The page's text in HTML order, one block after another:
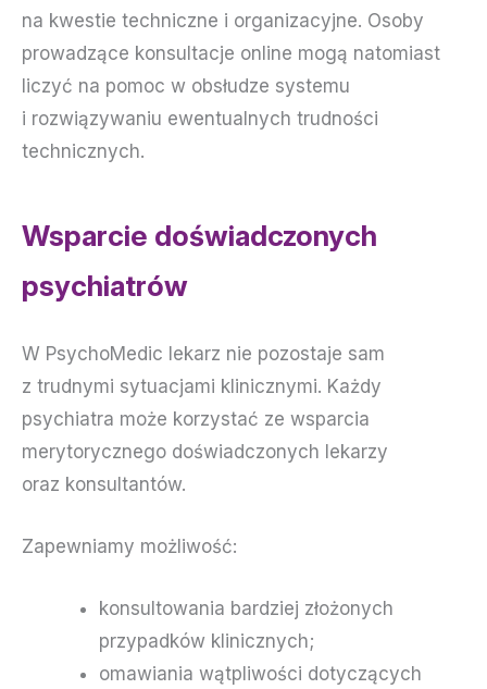
na kwestie techniczne i organizacyjne. Osoby
prowadzące konsultacje online mogą natomiast
liczyć na pomoc w obsłudze systemu
i rozwiązywaniu ewentualnych trudności
technicznych.
Wsparcie doświadczonych
psychiatrów
W PsychoMedic lekarz nie pozostaje sam
z trudnymi sytuacjami klinicznymi. Każdy
psychiatra może korzystać ze wsparcia
merytorycznego doświadczonych lekarzy
oraz konsultantów.
Zapewniamy możliwość:
konsultowania bardziej złożonych
przypadków klinicznych;
omawiania wątpliwości dotyczących